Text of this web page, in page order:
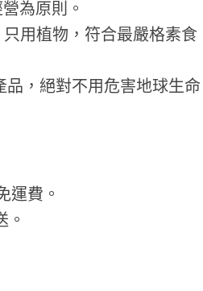
為原則。
用植物，符合最嚴格素食
品，絕對不用危害地球生命
運費。
。